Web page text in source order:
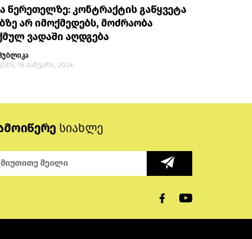
წერეთელზე: კონტრაქტის გაწყვეტა
არ იმოქმედებს, მოძრაობა
ვადაში აღდგება
16 იანვარი, 2024
სიახლე